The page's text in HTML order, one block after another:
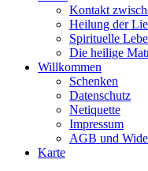
Kontakt
Heilung der
Spirituelle
Die heilige
Willkommen
Schenken
Datenschutz
Netiquette
Impressum
AGB und
Karte